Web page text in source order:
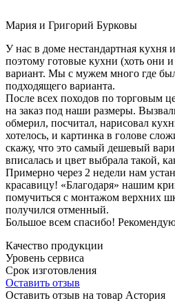
Мария и Григорий Бурковы
У нас в доме нестандартная кухня
поэтому готовые кухни (хоть они
вариант. Мы с мужем много где
подходящего варианта.
После всех походов по торговым
на заказ под наши размеры.
обмерил, посчитал, нарисовал
хотелось, и картинка в голове
скажу, что это самый дешевый
вписалась и цвет выбрала такой,
Примерно через 2 недели нам
красавицу! «Благодаря» нашим
помучиться с монтажом верхних
получился отменный.
Большое всем спасибо!
Качество продукции
Уровень сервиса
Срок изготовления
Оставить отзыв
Оставить отзыв на товар Астория